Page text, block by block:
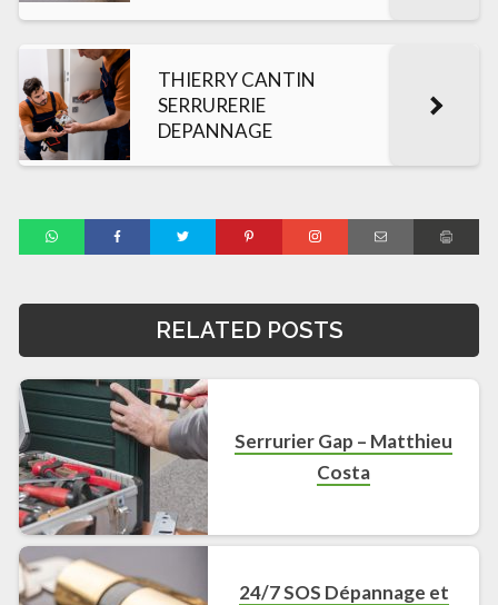
THIERRY CANTIN
SERRURERIE
DEPANNAGE
RELATED POSTS
Serrurier Gap – Matthieu
Costa
24/7 SOS Dépannage et